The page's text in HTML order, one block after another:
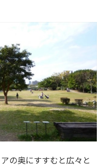
の奥にすすむと広々と